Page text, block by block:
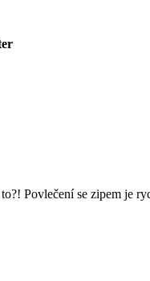
Povlečení se zipem je